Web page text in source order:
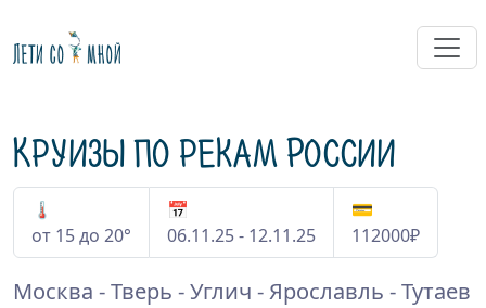
Круизы по рекам России
🌡
от 15 до 20°
📅
06.11.25 - 12.11.25
💳
112000₽
Москва - Тверь - Углич - Ярославль - Тутаев